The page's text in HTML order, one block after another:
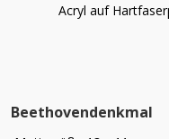
Acryl auf
Beethovendenkmal